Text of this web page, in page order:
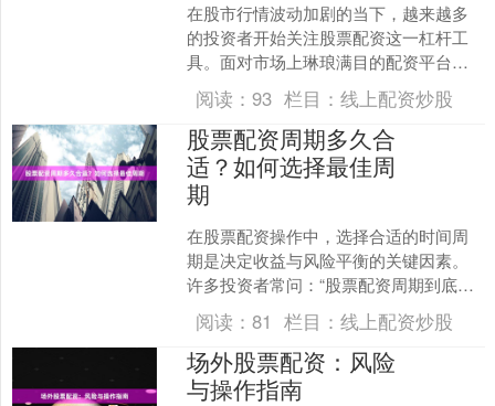
在股市行情波动加剧的当下，越来越多
的投资者开始关注股票配资这一杠杆工
具。面对市场上琳琅满目的配资平台，
许多投资者不禁要问：**股票配资平台哪
个好？** 如何选择....
阅读：93 栏目：线上配资炒股
股票配资周期多久合
适？如何选择最佳周
期
在股票配资操作中，选择合适的时间周
期是决定收益与风险平衡的关键因素。
许多投资者常问：“股票配资周期到底多
久最合适？”实际上，并不存在一个适用
于所有人的“标准答案....
阅读：81 栏目：线上配资炒股
场外股票配资：风险
与操作指南